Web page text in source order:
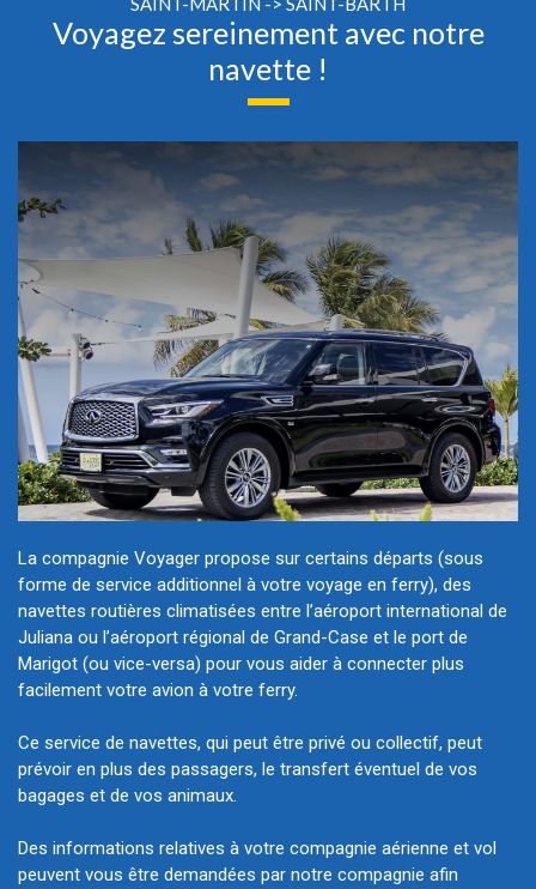
Voyagez sereinement avec notre
navette !
La compagnie Voyager propose sur certains départs (sous
forme de service additionnel à votre voyage en ferry), des
navettes routières climatisées entre l’aéroport international de
Juliana ou l’aéroport régional de Grand-Case et le port de
Marigot (ou vice-versa) pour vous aider à connecter plus
facilement votre avion à votre ferry.
Ce service de navettes, qui peut être privé ou collectif, peut
prévoir en plus des passagers, le transfert éventuel de vos
bagages et de vos animaux.
Des informations relatives à votre compagnie aérienne et vol
peuvent vous être demandées par notre compagnie afin